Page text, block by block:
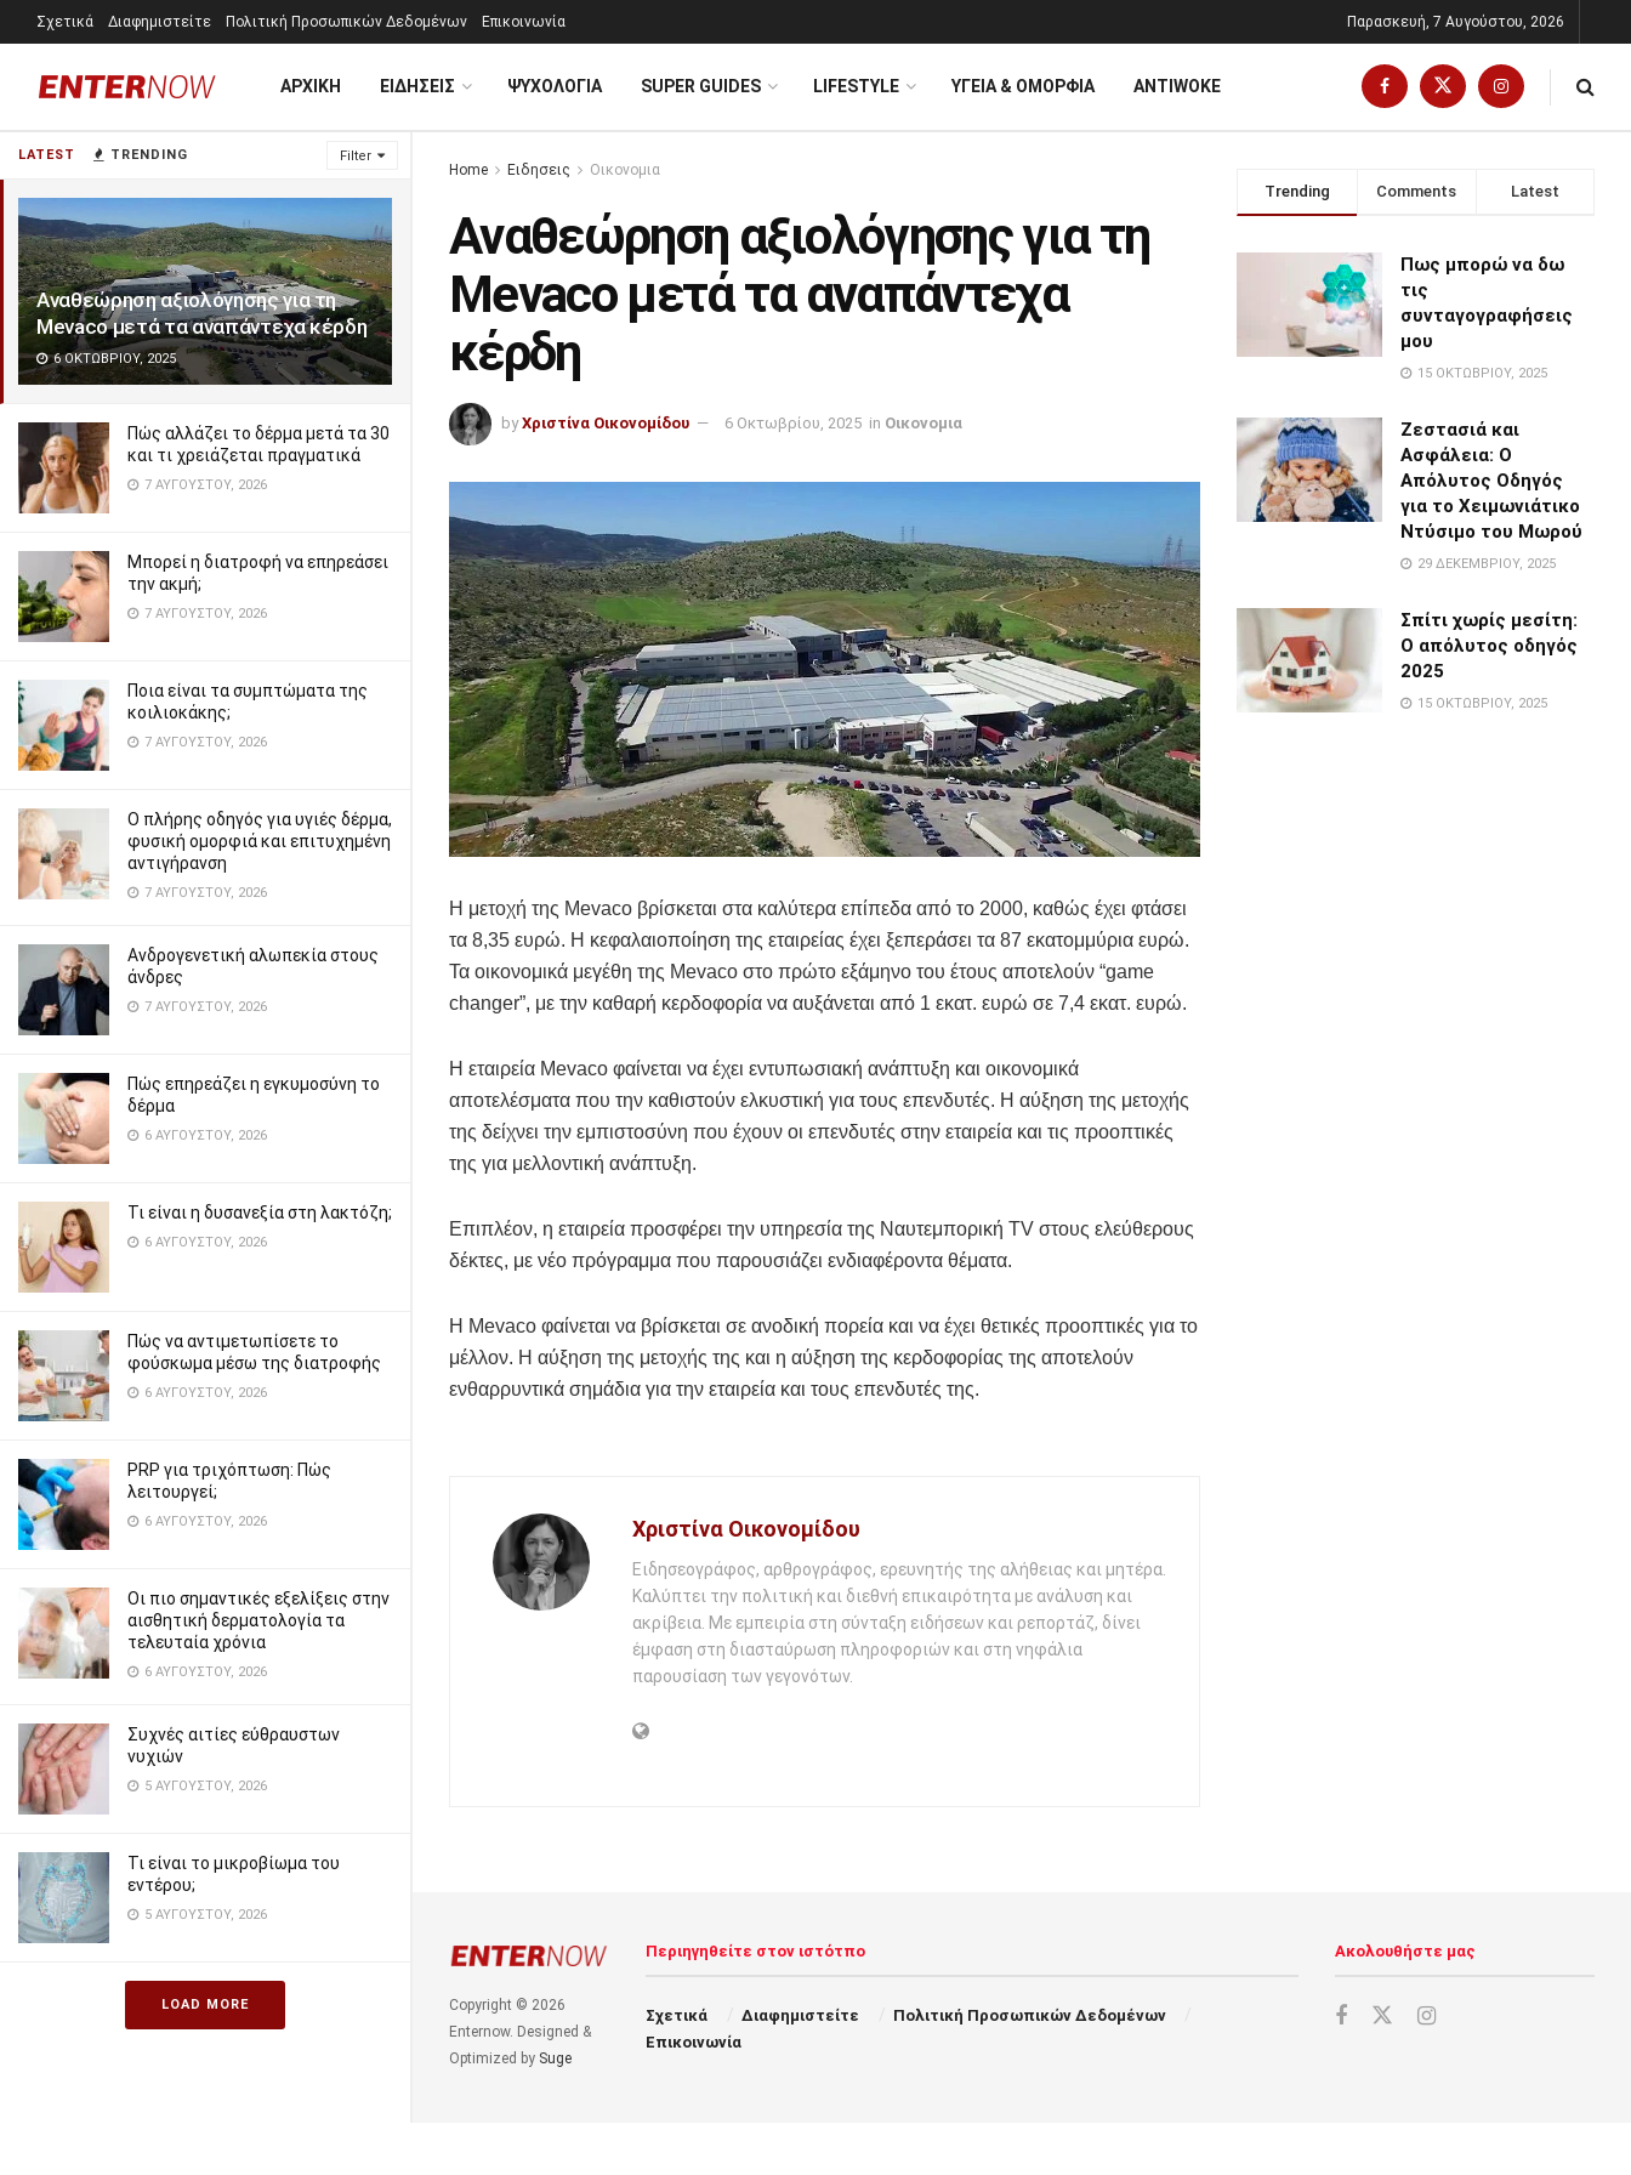
LATEST TRENDING Filter
Αναθεώρηση αξιολόγησης για τη
Mevaco μετά τα αναπάντεχα κέρδη
6 ΟΚΤΩΒΡΊΟΥ, 2025
Πώς αλλάζει το δέρμα μετά τα 30
και τι χρειάζεται πραγματικά
7 ΑΥΓΟΎΣΤΟΥ, 2026
Μπορεί η διατροφή να επηρεάσει
την ακμή;
7 ΑΥΓΟΎΣΤΟΥ, 2026
Ποια είναι τα συμπτώματα της
κοιλιοκάκης;
7 ΑΥΓΟΎΣΤΟΥ, 2026
Ο πλήρης οδηγός για υγιές δέρμα,
φυσική ομορφιά και επιτυχημένη
αντιγήρανση
7 ΑΥΓΟΎΣΤΟΥ, 2026
Ανδρογενετική αλωπεκία στους
άνδρες
7 ΑΥΓΟΎΣΤΟΥ, 2026
Πώς επηρεάζει η εγκυμοσύνη το
δέρμα
6 ΑΥΓΟΎΣΤΟΥ, 2026
Τι είναι η δυσανεξία στη λακτόζη;
6 ΑΥΓΟΎΣΤΟΥ, 2026
Πώς να αντιμετωπίσετε το
φούσκωμα μέσω της διατροφής
6 ΑΥΓΟΎΣΤΟΥ, 2026
PRP για τριχόπτωση: Πώς
λειτουργεί;
6 ΑΥΓΟΎΣΤΟΥ, 2026
Οι πιο σημαντικές εξελίξεις στην
αισθητική δερματολογία τα
τελευταία χρόνια
6 ΑΥΓΟΎΣΤΟΥ, 2026
Συχνές αιτίες εύθραυστων
νυχιών
5 ΑΥΓΟΎΣΤΟΥ, 2026
Τι είναι το μικροβίωμα του
εντέρου;
5 ΑΥΓΟΎΣΤΟΥ, 2026
LOAD MORE
Σχετικά Διαφημιστείτε Πολιτική Προσωπικών Δεδομένων Επικοινωνία Παρασκευή, 7 Αυγούστου, 2026
ΑΡΧΙΚΗ ΕΙΔΗΣΕΙΣ ΨΥΧΟΛΟΓΊΑ SUPER GUIDES LIFESTYLE ΥΓΕΙΑ & ΟΜΟΡΦΙΑ ANTIWOKE
Home Ειδησεις Οικονομια
Αναθεώρηση αξιολόγησης για τη
Mevaco μετά τα αναπάντεχα
κέρδη
by Χριστίνα Οικονομίδου 6 Οκτωβρίου, 2025 in Οικονομια
Η μετοχή της Mevaco βρίσκεται στα καλύτερα επίπεδα από το 2000, καθώς έχει φτάσει
τα 8,35 ευρώ. Η κεφαλαιοποίηση της εταιρείας έχει ξεπεράσει τα 87 εκατομμύρια ευρώ.
Τα οικονομικά μεγέθη της Mevaco στο πρώτο εξάμηνο του έτους αποτελούν “game
changer”, με την καθαρή κερδοφορία να αυξάνεται από 1 εκατ. ευρώ σε 7,4 εκατ. ευρώ.
Η εταιρεία Mevaco φαίνεται να έχει εντυπωσιακή ανάπτυξη και οικονομικά
αποτελέσματα που την καθιστούν ελκυστική για τους επενδυτές. Η αύξηση της μετοχής
της δείχνει την εμπιστοσύνη που έχουν οι επενδυτές στην εταιρεία και τις προοπτικές
της για μελλοντική ανάπτυξη.
Επιπλέον, η εταιρεία προσφέρει την υπηρεσία της Ναυτεμπορική TV στους ελεύθερους
δέκτες, με νέο πρόγραμμα που παρουσιάζει ενδιαφέροντα θέματα.
Η Mevaco φαίνεται να βρίσκεται σε ανοδική πορεία και να έχει θετικές προοπτικές για το
μέλλον. Η αύξηση της μετοχής της και η αύξηση της κερδοφορίας της αποτελούν
ενθαρρυντικά σημάδια για την εταιρεία και τους επενδυτές της.
Χριστίνα Οικονομίδου
Ειδησεογράφος, αρθρογράφος, ερευνητής της αλήθειας και μητέρα.
Καλύπτει την πολιτική και διεθνή επικαιρότητα με ανάλυση και
ακρίβεια. Με εμπειρία στη σύνταξη ειδήσεων και ρεπορτάζ, δίνει
έμφαση στη διασταύρωση πληροφοριών και στη νηφάλια
παρουσίαση των γεγονότων.
Trending Comments Latest
Πως μπορώ να δω
τις
συνταγογραφήσεις
μου
15 ΟΚΤΩΒΡΊΟΥ, 2025
Ζεστασιά και
Ασφάλεια: Ο
Απόλυτος Οδηγός
για το Χειμωνιάτικο
Ντύσιμο του Μωρού
29 ΔΕΚΕΜΒΡΊΟΥ, 2025
Σπίτι χωρίς μεσίτη:
Ο απόλυτος οδηγός
2025
15 ΟΚΤΩΒΡΊΟΥ, 2025
Copyright © 2026
Enternow. Designed &
Optimized by Suge
Περιηγηθείτε στον ιστότπο
Σχετικά Διαφημιστείτε
Πολιτική Προσωπικών Δεδομένων
Επικοινωνία
Ακολουθήστε μας